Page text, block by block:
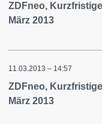
ZDFneo,
März 2013
11.03.2013 – 14:57
ZDFneo,
März 2013